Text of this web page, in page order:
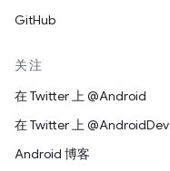
GitHub
关注
在 Twitter 上 @Android
在 Twitter 上 @AndroidDev
Android 博客